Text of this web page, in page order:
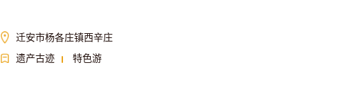
迁安市杨各庄镇西辛庄
遗产古迹
特色游